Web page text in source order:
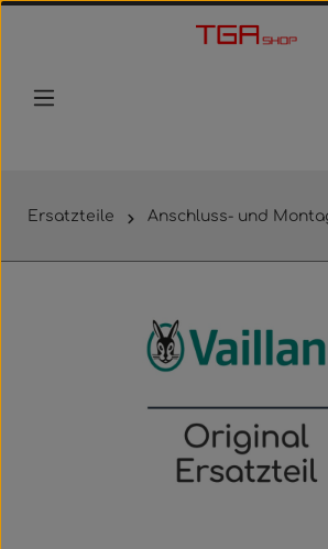
Zum Hauptinhalt springen
Ersatzteile Anschluss- und